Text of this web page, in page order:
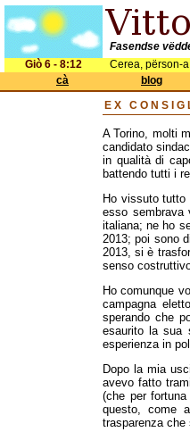
Fasendse
Giò 6 - 8:12
Cerea, përson-
cà
blog
EX
A Torino, molti
candidato
in qualità di
battendo tutti i
Ho vissuto tutto
esso sembrava
italiana; ne ho
2013; poi sono
2013, si è
senso
Ho comunque
campagna
sperando che
esaurito la sua
esperienza in
Dopo la mia
avevo fatto
(che per
questo, come
trasparenza che